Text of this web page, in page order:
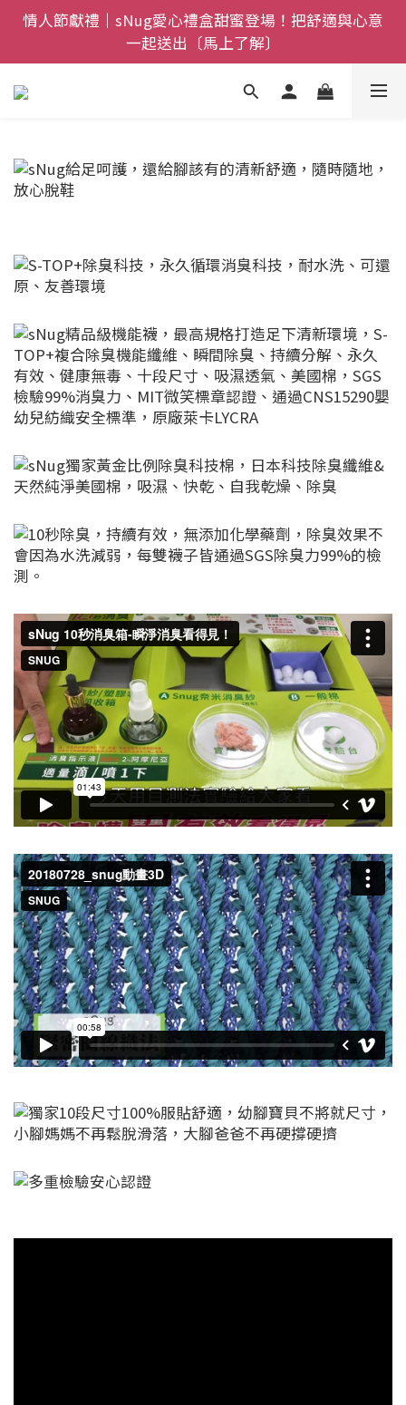
全館$800免運｜任搭８折起｜滿額再送新品-悠哉斑馬
襪〔立即了解〕
情人節獻禮｜sNug愛心禮盒甜蜜登場！把舒適與心意
一起送出〔馬上了解〕
父親節禮盒登場｜把舒適送進爸爸的每一天，日夜呵護
一次備好〔馬上了解〕
襪〔立即了解〕